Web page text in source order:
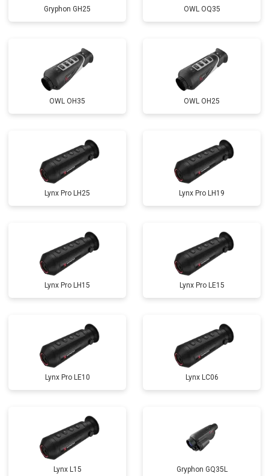
Gryphon GH25 OWL OQ35
OWL OH35 OWL OH25
Lynx Pro LH25 Lynx Pro LH19
Lynx Pro LH15 Lynx Pro LE15
Lynx Pro LE10 Lynx LC06
Lynx L15 Gryphon GQ35L